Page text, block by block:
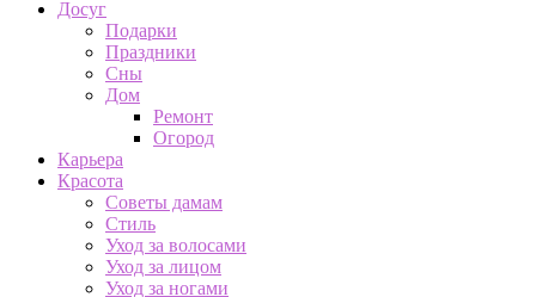
Досуг
Подарки
Праздники
Сны
Дом
Ремонт
Огород
Карьера
Красота
Советы дамам
Стиль
Уход за волосами
Уход за лицом
Уход за ногами